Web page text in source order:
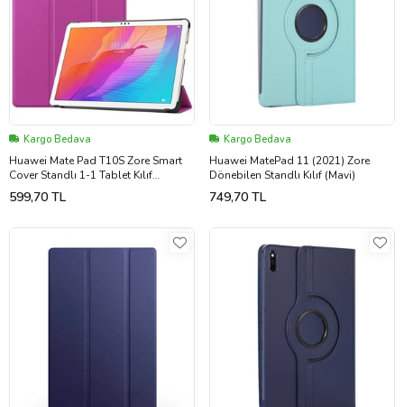
Kargo Bedava
Huawei Mate Pad T10S Zore Smart
Cover Standlı 1-1 Tablet Kılıf
(Pembe)
599,70 TL
Kargo Bedava
Huawei MatePad 11 (2021) Zore
Dönebilen Standlı Kılıf (Mavi)
749,70 TL